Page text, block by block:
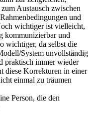
Austausch zwischen
und
wichtiger ist vielleicht,
kommunizierbar und
wichtiger, da selbst die
System unvollständig
praktisch immer wieder
diese Korrekturen in einer
einmal zu träumen
Person, die den